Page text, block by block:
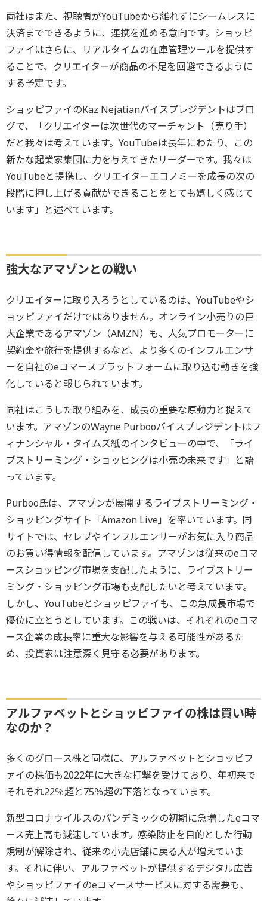
両社はまた、視聴者がYouTubeから離れずにシームレスに
決済までできるように、連携を進める意向です。ショッピ
ファイはさらに、リアルタイムの在庫管理ツールを提供す
ることで、クリエイターが商品の不足を回避できるように
する予定です。
ショッピファイのKaz Nejatianバイスプレジデントはブロ
グで、「クリエイターは次世代のマーチャント（売り手）
だと我々は考えています。YouTubeは長年にわたり、この
新たな起業家集団に力を与えてきたリーダーです。我々は
YouTubeと提携し、クリエイターエコノミーを成長の次の
段階に押し上げる貢献ができることをとても嬉しく感じて
います」と述べています。
強大なアマゾンとの戦い
クリエイターに取り入ろうとしているのは、YouTubeやシ
ョッピファイだけではありません。オンライン小売りの巨
大企業であるアマゾン（AMZN）も、人気プロモーターに
契約金や旅行を提供するなど、より多くのインフルエンサ
ーを自社のeコマースプラットフォームに取り込む動きを強
化していると報じられています。
同社はこうした取り組みを、成長の重要な原動力と捉えて
います。アマゾンのWayne Purbooバイスプレジデントはフ
ィナンシャル・タイムズ紙のインタビューの中で、「ライ
ブストリーミング・ショッピングは小売の未来です」と語
っています。
Purboo氏は、アマゾンが展開するライブストリーミング・
ショッピングサイト「Amazon Live」を率いています。同
サイトでは、セレブやインフルエンサーがお気に入り商品
のお買い得情報を配信しています。アマゾンは従来のeコマ
ースショッピング市場を支配したように、ライブストリー
ミング・ショッピング市場も支配したいと考えています。
しかし、YouTubeとショッピファイも、この急成長市場で
優位に立とうとしています。この戦いは、それぞれのeコマ
ース企業の成長率に重大な影響を与える可能性があるた
め、投資家は注意深く見守る必要があります。
アルファベットとショッピファイの株は買い時
なのか？
多くのグロース株と同様に、アルファベットとショッピフ
ァイの株価も2022年に大きな打撃を受けており、年初来で
それぞれ22％超と75％超の下落となっています。
新型コロナウイルスのパンデミックの初期に急増したeコマ
ース売上高も減速しています。感染防止を目的とした行動
規制が解除され、従来の小売店舗に戻る人が増えていま
す。それに伴い、アルファベットが提供するデジタル広告
やショッピファイのeコマースサービスに対する需要も、